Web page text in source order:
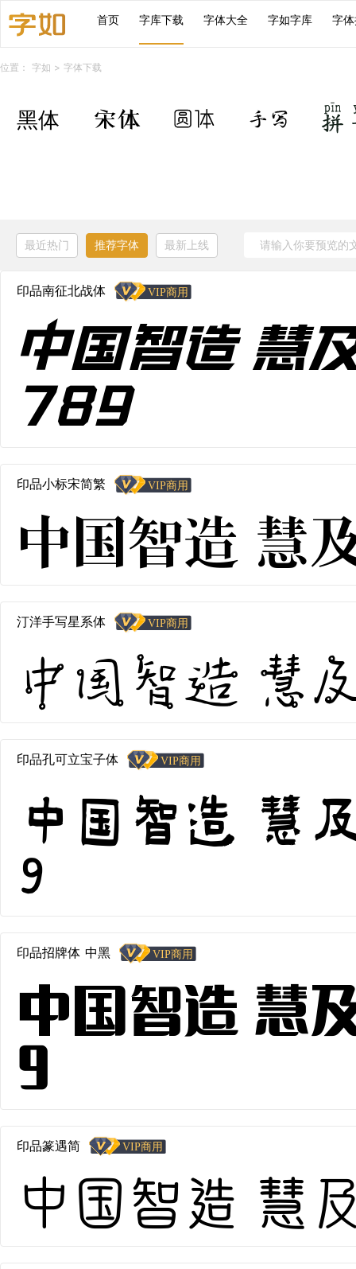
首页 字库下载 字体大全 字如字库 字
位置： 字如 > 字体下载
最近热门 推荐字体 最新上线
印品南征北战体
中国智造 慧
789
印品小标宋简繁
中国智造 慧
汀洋手写星系体
中国智造 慧
印品孔可立宝子体
中国智造 慧
9
印品招牌体 中黑
中国智造 慧
9
印品篆遇简
中国智造 慧